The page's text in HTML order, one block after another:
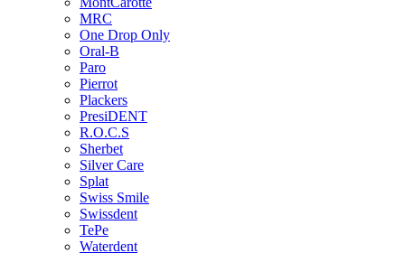
MRC
One Drop Only
Oral-B
Paro
Pierrot
Plackers
PresiDENT
R.O.C.S
Sherbet
Silver Care
Splat
Swiss Smile
Swissdent
TePe
Waterdent